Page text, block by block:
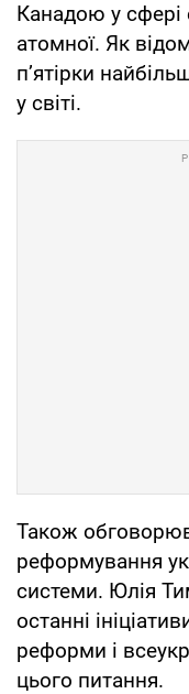
Канадою у сфері
атомної. Як
п’ятірки
у світі.
Також
реформування
системи. Юлія
останні
реформи і
цього питання.